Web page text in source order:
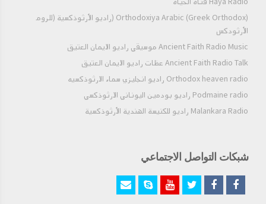
Orthodoxiya Arabic (Greek Orthodox) (راديو الأرثوذكسية (للروم
الأرثودكس
Ancient Faith Radio Music موسيقي راديو الايمان العتيق
Ancient Faith Radio Talk عظات راديو الايمان العتيق
Orthodox heaven radio راديو انجليزي سماء الارثوذكسيه
Podmaine radio راديو بودمين اليوناني الارثوذكسي
Malankara Radio راديو للكنيسة الهندية الأرثوذكسية
شبكات التواصل الاجتماعي